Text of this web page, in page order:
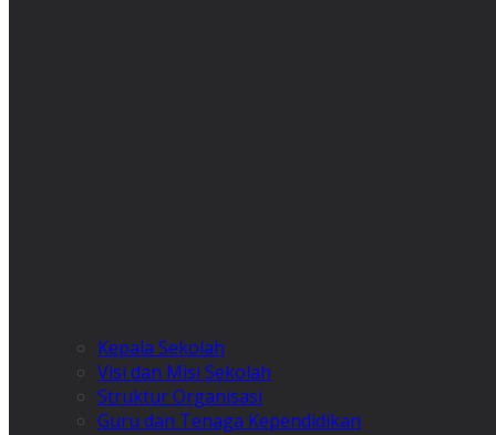
Kepala Sekolah
Visi dan Misi Sekolah
Struktur Organisasi
Guru dan Tenaga Kependidikan